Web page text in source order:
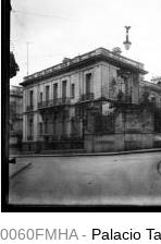
0060FMHA - Palacio